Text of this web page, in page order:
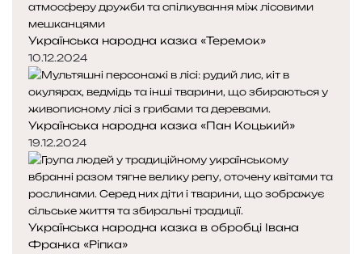
о
р
і
н
к
а
о
р
і
н
к
а
Українська народна казка «Теремок»
10.12.2024
Українська народна казка «Пан Коцький»
19.12.2024
Українська народна казка в обробці Івана
Франка «Ріпка»